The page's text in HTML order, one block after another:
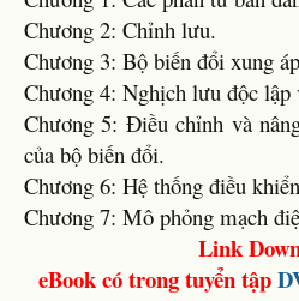
Chương 2: Chỉnh lưu.
Chương 3: Bộ biến đổi xung
Chương 4: Nghịch lưu độc lập
Chương 5: Điều chỉnh và
của bộ biến đổi.
Chương 6: Hệ thống điều
Chương 7: Mô phỏng mạch
Link
eBook có trong tuyển tập